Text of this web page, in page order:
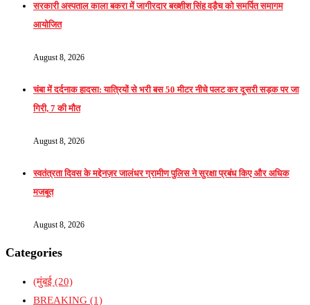
सरकारी अस्पताल काला बकरा में जागीरदार बख्शीश सिंह वड़ैच को समर्पित समागम
आयोजित
August 8, 2026
चंबा में दर्दनाक हादसा: यात्रियों से भरी बस 50 मीटर नीचे पलट कर दूसरी सड़क पर जा
गिरी, 7 की मौत
August 8, 2026
स्वतंत्रता दिवस के मद्देनज़र जालंधर ग्रामीण पुलिस ने सुरक्षा प्रबंध किए और अधिक
मजबूत
August 8, 2026
Categories
(मुंबई (20)
BREAKING (1)